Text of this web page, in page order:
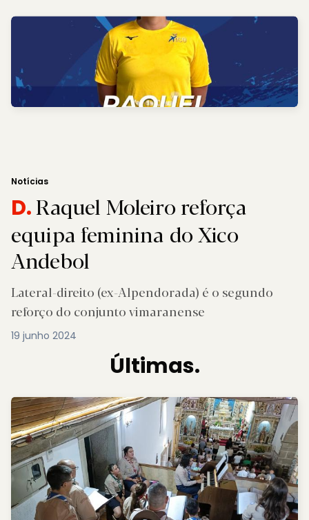
Notícias
D.Raquel Moleiro reforça
equipa feminina do Xico
Andebol
Lateral-direito (ex-Alpendorada) é o segundo
reforço do conjunto vimaranense
19 junho 2024
Últimas.